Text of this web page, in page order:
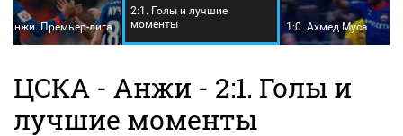
Анжи. Премьер-лига
2:1. Голы и лучшие
моменты
1:0. Ахмед Муса
ЦСКА - Анжи - 2:1. Голы и
лучшие моменты